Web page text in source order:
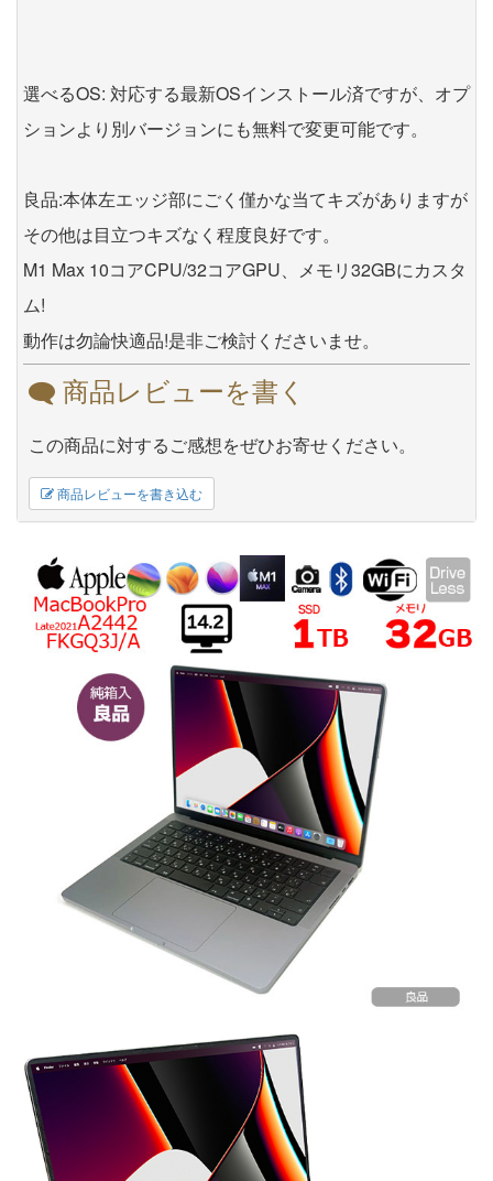
選べるOS: 対応する最新OSインストール済ですが、オプ
ションより別バージョンにも無料で変更可能です。
良品:本体左エッジ部にごく僅かな当てキズがありますが
その他は目立つキズなく程度良好です。
M1 Max 10コアCPU/32コアGPU、メモリ32GBにカスタ
ム!
動作は勿論快適品!是非ご検討くださいませ。
商品レビューを書く
この商品に対するご感想をぜひお寄せください。
商品レビューを書き込む